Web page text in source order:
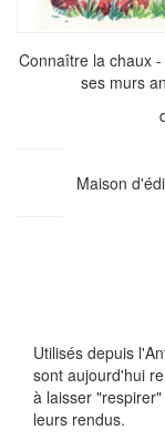
Connaître la chaux
ses murs
Maison
Utilisés depuis
sont aujourd'hui
à laisser
leurs rendus.